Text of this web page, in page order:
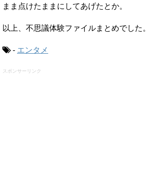
まま点けたままにしてあげたとか。
以上、不思議体験ファイルまとめでした。
- エンタメ
スポンサーリンク